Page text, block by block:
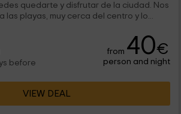
quedarte y disfrutar de la ciudad. Nos
las playas, muy cerca del centro y lo...
before
from 40€
person and night
VIEW DEAL